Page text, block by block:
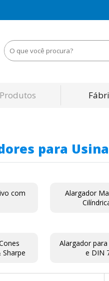
Produtos
para
com
Alargador
Alargador
e DIN